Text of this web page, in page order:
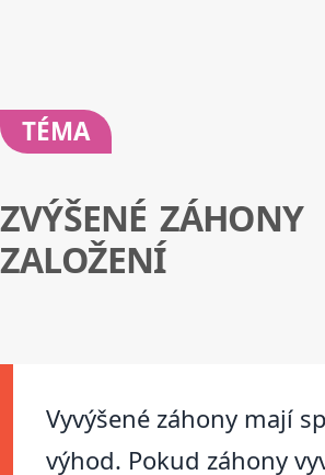
TÉMA
ZVÝŠENÉ ZÁHONY
ZALOŽENÍ
Vyvýšené záhony mají
výhod. Pokud záhony